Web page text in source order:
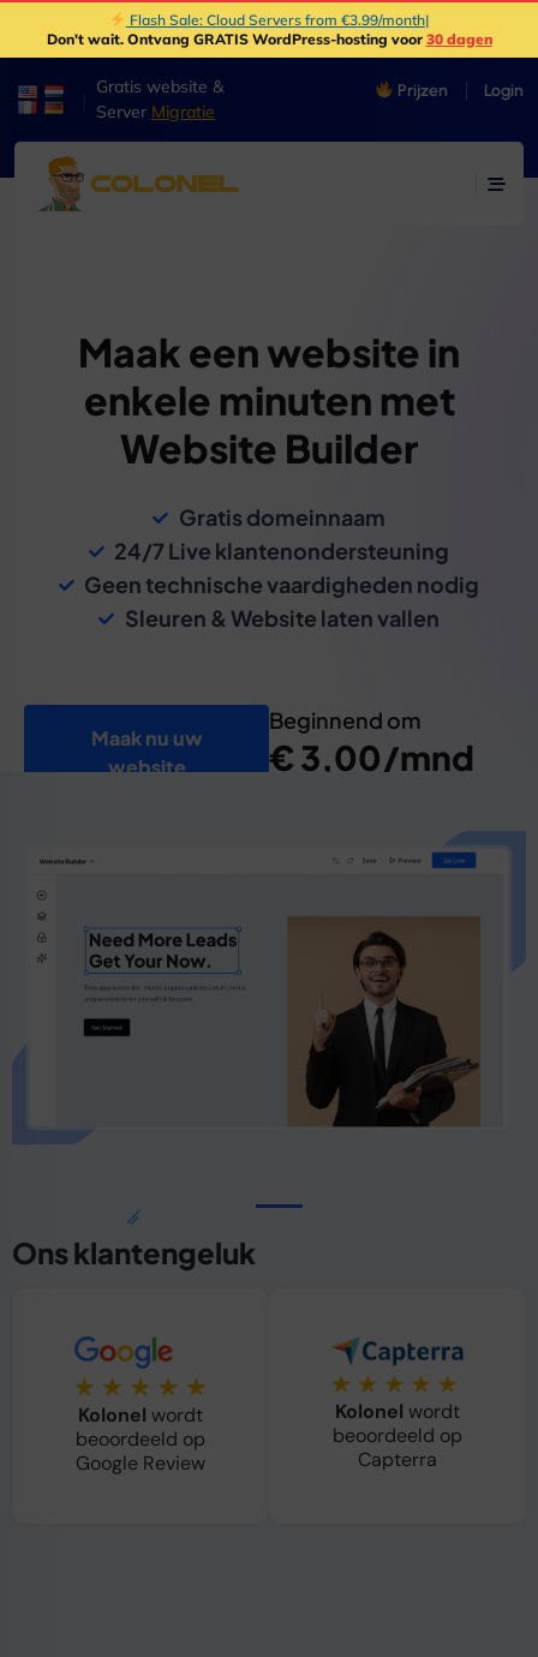
Flash Sale: Cloud Servers from €3.99/month|
Don't wait. Ontvang GRATIS WordPress-hosting voor 30 dagen
Gratis website &
Server Migratie
Prijzen Login
Maak een website in
enkele minuten met
Website Builder
Gratis domeinnaam
24/7 Live klantenondersteuning
Geen technische vaardigheden nodig
Sleuren & Website laten vallen
Maak nu uw
website
Beginnend om
€ 3,00/mnd
Ons klantengeluk
Kolonel wordt
beoordeeld op
Google Review
Kolonel wordt
beoordeeld op
Capterra